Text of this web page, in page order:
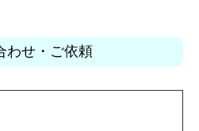
わせ・ご依頼